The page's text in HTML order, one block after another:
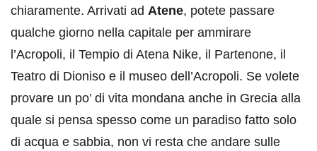
chiaramente. Arrivati ad Atene, potete passare
qualche giorno nella capitale per ammirare
l’Acropoli, il Tempio di Atena Nike, il Partenone, il
Teatro di Dioniso e il museo dell’Acropoli. Se volete
provare un po’ di vita mondana anche in Grecia alla
quale si pensa spesso come un paradiso fatto solo
di acqua e sabbia, non vi resta che andare sulle